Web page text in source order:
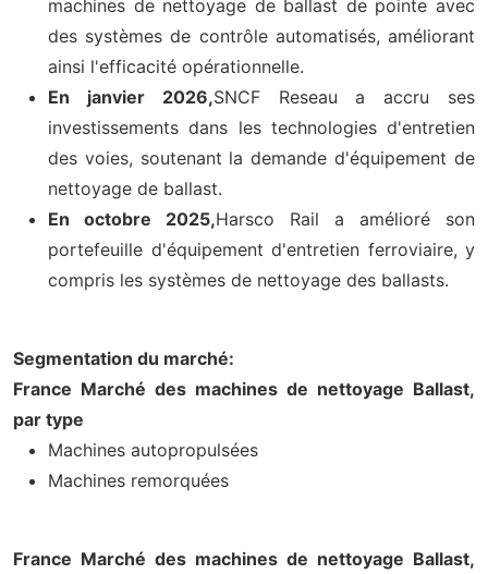
machines de nettoyage de ballast de pointe avec
des systèmes de contrôle automatisés, améliorant
ainsi l'efficacité opérationnelle.
En janvier 2026,SNCF Reseau a accru ses
investissements dans les technologies d'entretien
des voies, soutenant la demande d'équipement de
nettoyage de ballast.
En octobre 2025,Harsco Rail a amélioré son
portefeuille d'équipement d'entretien ferroviaire, y
compris les systèmes de nettoyage des ballasts.
Segmentation du marché:
France Marché des machines de nettoyage Ballast,
par type
Machines autopropulsées
Machines remorquées
France Marché des machines de nettoyage Ballast,